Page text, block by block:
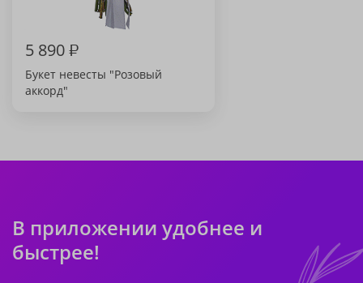
5 890₽
Букет невесты "Розовый
аккорд"
В приложении удобнее и
быстрее!